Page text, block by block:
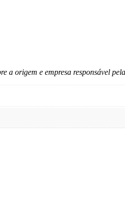
a origem e empresa responsável